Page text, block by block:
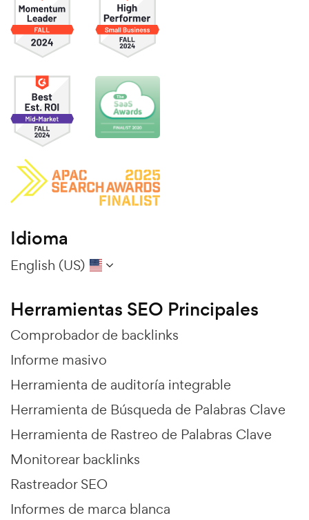
Idioma
English (US)
Herramientas SEO Principales
Comprobador de backlinks
Informe masivo
Herramienta de auditoría integrable
Herramienta de Búsqueda de Palabras Clave
Herramienta de Rastreo de Palabras Clave
Monitorear backlinks
Rastreador SEO
Informes de marca blanca